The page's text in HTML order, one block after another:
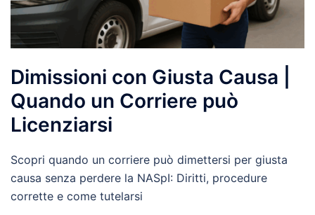
Dimissioni con Giusta Causa |
Quando un Corriere può
Licenziarsi
Scopri quando un corriere può dimettersi per giusta
causa senza perdere la NASpI: Diritti, procedure
corrette e come tutelarsi